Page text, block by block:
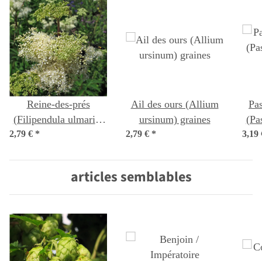
Reine-des-prés
(Filipendula ulmaria)
bio semences
2,79 € *
Ail des ours (Allium
ursinum) graines
2,79 € * 3,19
articles semblables